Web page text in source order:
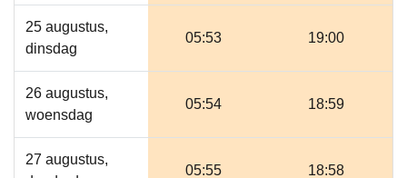
25 augustus,
dinsdag
05:53 19:00
26 augustus,
woensdag
05:54 18:59
27 augustus,
05:55 18:58